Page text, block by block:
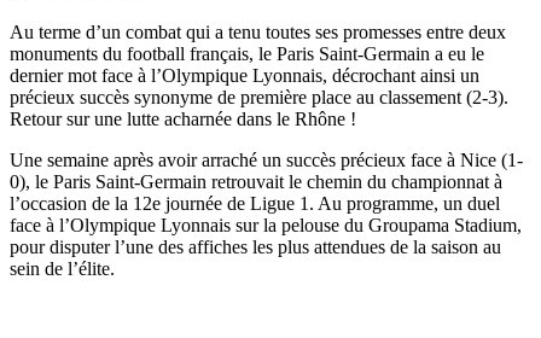
Au terme d’un combat qui a tenu toutes ses promesses entre deux
monuments du football français, le Paris Saint-Germain a eu le
dernier mot face à l’Olympique Lyonnais, décrochant ainsi un
précieux succès synonyme de première place au classement (2-3).
Retour sur une lutte acharnée dans le Rhône !
Une semaine après avoir arraché un succès précieux face à Nice (1-
0), le Paris Saint-Germain retrouvait le chemin du championnat à
l’occasion de la 12e journée de Ligue 1. Au programme, un duel
face à l’Olympique Lyonnais sur la pelouse du Groupama Stadium,
pour disputer l’une des affiches les plus attendues de la saison au
sein de l’élite.